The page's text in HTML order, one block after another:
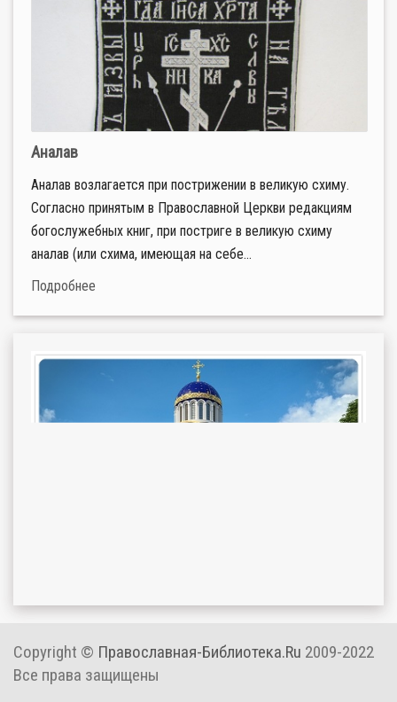
Аналав
Аналав возлагается при пострижении в великую схиму.
Согласно принятым в Православной Церкви редакциям
богослужебных книг, при постриге в великую схиму
аналав (или схима, имеющая на себе...
Подробнее
Copyright © Православная-Библиотека.Ru 2009-2022
Все права защищены